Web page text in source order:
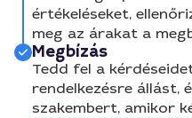
értékeléseket,
meg az árakat a
Megbízás
Tedd fel a
rendelkezésre állást,
szakembert, amikor